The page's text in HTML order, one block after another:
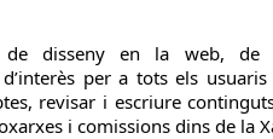
de disseny en la web, de
per a tots els
revisar i escriure
i comissions dins de la